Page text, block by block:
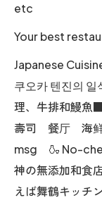
etc
Your best
Japanese
쿠오카 텐진의
理、牛排和鰻魚
壽司 餐厅 海
msg 🍶 No-
神の無添加和食
えば舞鶴キッチン